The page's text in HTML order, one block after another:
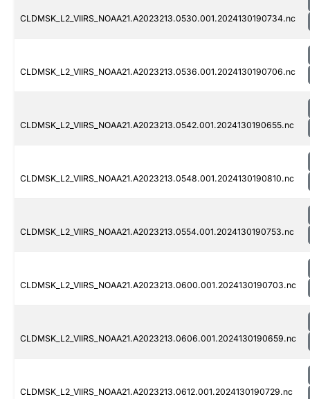
CLDMSK_L2_VIIRS_NOAA21.A2023213.0530.001.2024130190734.nc
CLDMSK_L2_VIIRS_NOAA21.A2023213.0536.001.2024130190706.nc
CLDMSK_L2_VIIRS_NOAA21.A2023213.0542.001.2024130190655.nc
CLDMSK_L2_VIIRS_NOAA21.A2023213.0548.001.2024130190810.nc
CLDMSK_L2_VIIRS_NOAA21.A2023213.0554.001.2024130190753.nc
CLDMSK_L2_VIIRS_NOAA21.A2023213.0600.001.2024130190703.nc
CLDMSK_L2_VIIRS_NOAA21.A2023213.0606.001.2024130190659.nc
CLDMSK_L2_VIIRS_NOAA21.A2023213.0612.001.2024130190729.nc